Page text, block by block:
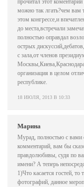
18 ИЮЛЯ, 2013 В 10:33
прочитал этот
можно так лгать?чем вам
этом конгрессе,и
до места,встречали
полностью оправдал
острых
с зала,от членов
организация в целом
республике.
Mарина
Мурад, полностью с вами
комментарий, вам бы
правдолюбивы, судя по
имени? А теперь
1)Что касается гостей,
фотографий, данное